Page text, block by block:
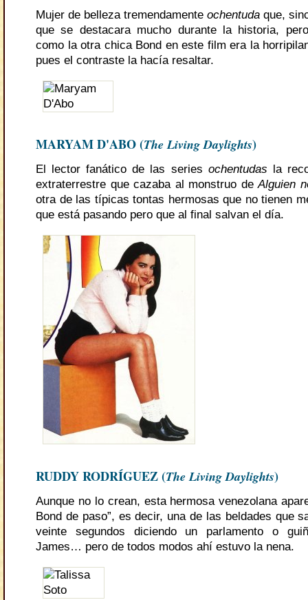
Mujer de belleza tremendamente ochentuda que,
que se destacara mucho durante la historia,
como la otra chica Bond en este film era la
pues el contraste la hacía resaltar.
MARYAM D'ABO (The Living Daylights)
El lector fanático de las series ochentudas la
extraterrestre que cazaba al monstruo deAlguien
otra de las típicas tontas hermosas que no tienen
que está pasando pero que al final salvan el día.
RUDDY RODRÍGUEZ (The Living Daylights)
Aunque no lo crean, esta hermosa venezolana
Bond de paso”, es decir, una de las beldades que
veinte segundos diciendo un parlamento o
James… pero de todos modos ahí estuvo la nena.